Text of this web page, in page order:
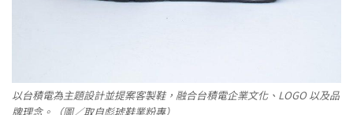
以台積電為主題設計並提案客製鞋，融合台積電企業文化、LOGO 以及品
牌理念。（圖／取自彪琥鞋業粉專）